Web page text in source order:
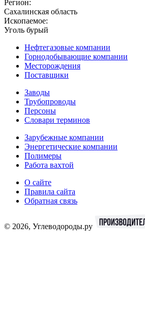
Регион:
Сахалинская область
Ископаемое:
Уголь бурый
Нефтегазовые компании
Горнодобывающие компании
Месторождения
Поставщики
Заводы
Трубопроводы
Персоны
Словари терминов
Зарубежные компании
Энергетические компании
Полимеры
Работа вахтой
О сайте
Правила сайта
Обратная связь
© 2026, Углеводороды.ру